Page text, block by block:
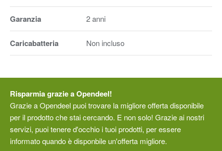
Garanzia 2 anni
Caricabatteria Non incluso
Risparmia grazie a Opendeel!
Grazie a Opendeel puoi trovare la migliore offerta disponibile
per il prodotto che stai cercando. E non solo! Grazie ai nostri
servizi, puoi tenere d'occhio i tuoi prodotti, per essere
informato quando è disponbile un'offerta migliore.